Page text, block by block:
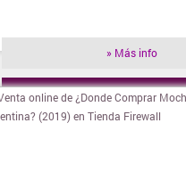
» Más info
» Visitar tienda